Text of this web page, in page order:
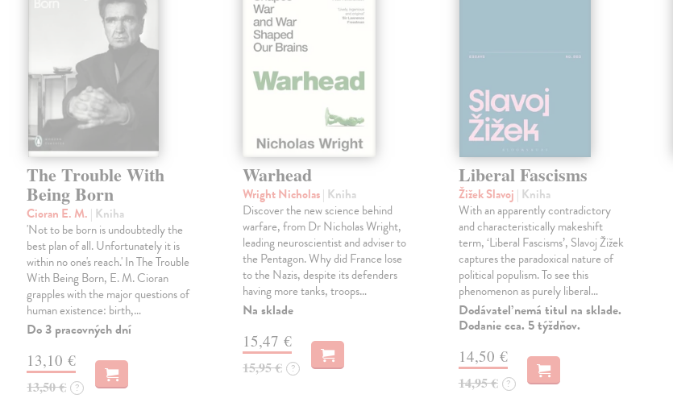
The Trouble With
Being Born
Cioran E. M. | Kniha
'Not to be born is undoubtedly the
best plan of all. Unfortunately it is
within no one's reach.' In The Trouble
With Being Born, E. M. Cioran
grapples with the major questions of
human existence: birth,…
Do 3 pracovných dní
13,10 €
13,50 € ?
Warhead
Wright Nicholas| Kniha
Discover the new science behind
warfare, from Dr Nicholas Wright,
leading neuroscientist and adviser to
the Pentagon. Why did France lose
to the Nazis, despite its defenders
having more tanks, troops…
Na sklade
15,47 €
15,95 € ?
Liberal Fascisms
Žižek Slavoj | Kniha
With an apparently contradictory
and characteristically makeshift
term, ‘Liberal Fascisms’, Slavoj Žižek
captures the paradoxical nature of
political populism. To see this
phenomenon as purely liberal…
Dodávateľ nemá titul na sklade.
Dodanie cca. 5 týždňov.
14,50 €
14,95 € ?